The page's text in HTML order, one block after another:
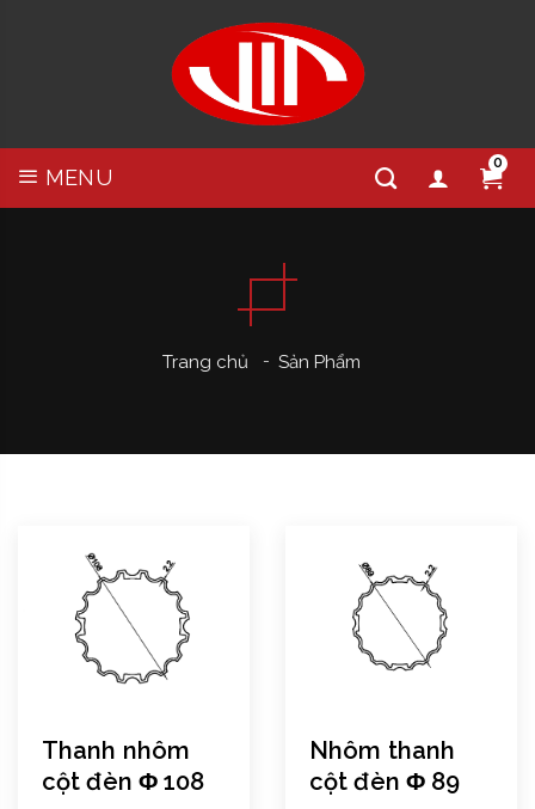
MENU
0
Trang chủ Sản Phẩm
Thanh nhôm
cột đèn Φ 108
Nhôm thanh
cột đèn Φ 89